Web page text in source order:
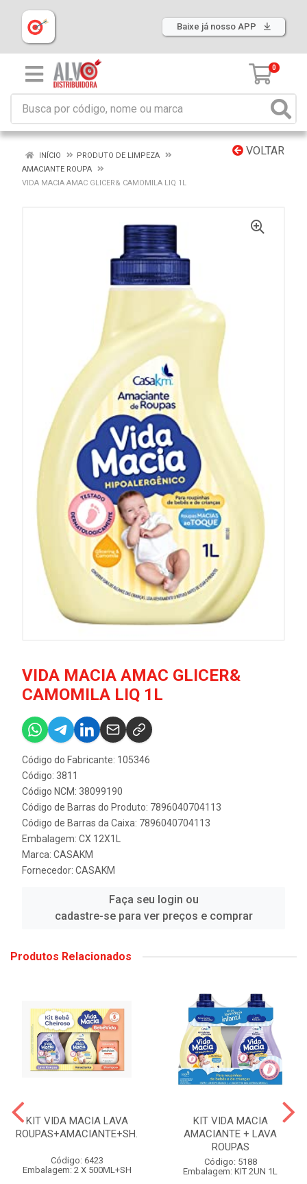
Baixe já nosso APP
0
VOLTAR
INÍCIO
PRODUTO DE LIMPEZA
AMACIANTE ROUPA
VIDA MACIA AMAC GLICER& CAMOMILA LIQ 1L
VIDA MACIA AMAC GLICER&
CAMOMILA LIQ 1L
Código do Fabricante: 105346
Código: 3811
Código NCM: 38099190
Código de Barras do Produto: 7896040704113
Código de Barras da Caixa: 7896040704113
Embalagem: CX 12X1L
Marca: CASAKM
Fornecedor: CASAKM
Faça seu login ou
cadastre-se para ver preços e comprar
Produtos Relacionados
KIT VIDA MACIA LAVA
ROUPAS+AMACIANTE+SH.
Código: 6423
Embalagem: 2 X 500ML+SH
KIT VIDA MACIA
AMACIANTE + LAVA
ROUPAS
Código: 5188
Embalagem: KIT 2UN 1L